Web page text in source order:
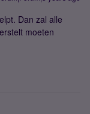
Dan zal alle
moeten